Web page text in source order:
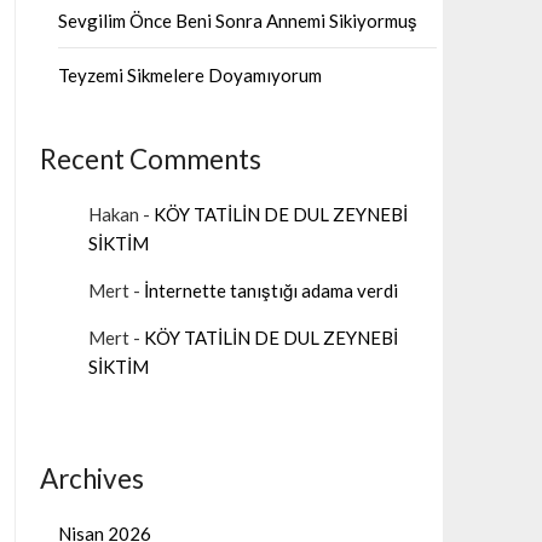
Sevgilim Önce Beni Sonra Annemi Sikiyormuş
Teyzemi Sikmelere Doyamıyorum
Recent Comments
Hakan - KÖY TATİLİN DE DUL ZEYNEBİ
SİKTİM
Mert- İnternette tanıştığı adama verdi
Mert- KÖY TATİLİN DE DUL ZEYNEBİ
SİKTİM
Archives
Nisan 2026